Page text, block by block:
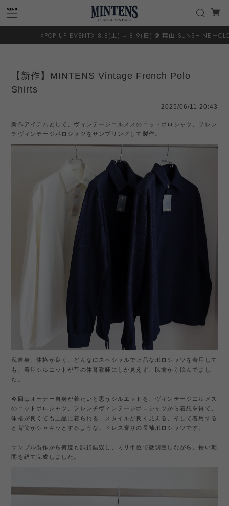
EVENT》8.8(土) ~ 8.9(日) @ 葉山 SUNSHINE＋CLOUD 8.20(木) ~
【新作】MINTENS Vintage French Polo
Shirts
2025/06/11 20:43
新作アイテムとして、ヴィンテージエルメスのニットポロシャツ、フレン
チヴィンテージポロシャツをサンプリングして製作。
私自身、体格が良く、どんなにスペシャルで上品なポロシャツを着用して
も、着用シルエットが昔の体育教師にしか見えず、以前から悩んでまし
た。
今回はオーナー自身が着たいと思うシルエットを、ヴィンテージエルメス
のニットポロシャツ、フレンチヴィンテージポロシャツから着想を得て、
体格が良くても上品に着られる、スタイルが良く見える、そして着用する
と背筋がシャキッとするような、ドレス寄りの長袖ポロシャツです。
サンプル製作から何度も試行錯誤し、ミリ単位で微調整しながら、長い期
間を経て完成しました。